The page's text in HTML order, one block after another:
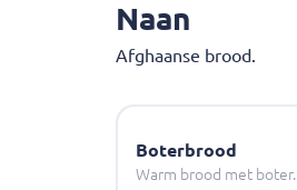
Naan
Afghaanse brood.
Boterbrood
Warm brood met boter.